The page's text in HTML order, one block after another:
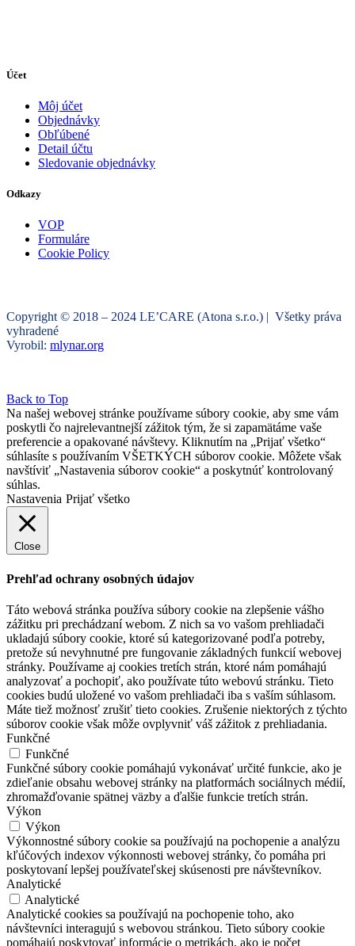
Účet
Môj účet
Objednávky
Obľúbené
Detail účtu
Sledovanie objednávky
Odkazy
VOP
Formuláre
Cookie Policy
Copyright © 2018 – 2024 LE’CARE (Atona s.r.o.) | Všetky práva
vyhradené
Vyrobil: mlynar.org
Back to Top
Na našej webovej stránke používame súbory cookie, aby sme vám
poskytli čo najrelevantnejší zážitok tým, že si zapamätáme vaše
preferencie a opakované návštevy. Kliknutím na „Prijať všetko“
súhlasíte s používaním VŠETKÝCH súborov cookie. Môžete však
navštíviť „Nastavenia súborov cookie“ a poskytnúť kontrolovaný
súhlas.
Nastavenia Prijať všetko
Close
Prehľad ochrany osobných údajov
Táto webová stránka používa súbory cookie na zlepšenie vášho
zážitku pri prechádzaní webom. Z nich sa vo vašom prehliadači
ukladajú súbory cookie, ktoré sú kategorizované podľa potreby,
pretože sú nevyhnutné pre fungovanie základných funkcií webovej
stránky. Používame aj cookies tretích strán, ktoré nám pomáhajú
analyzovať a pochopiť, ako používate túto webovú stránku. Tieto
cookies budú uložené vo vašom prehliadači iba s vaším súhlasom.
Máte tiež možnosť zrušiť tieto cookies. Zrušenie niektorých z týchto
súborov cookie však môže ovplyvniť váš zážitok z prehliadania.
Funkčné
Funkčné
Funkčné súbory cookie pomáhajú vykonávať určité funkcie, ako je
zdieľanie obsahu webovej stránky na platformách sociálnych médií,
zhromažďovanie spätnej väzby a ďalšie funkcie tretích strán.
Výkon
Výkon
Výkonnostné súbory cookie sa používajú na pochopenie a analýzu
kľúčových indexov výkonnosti webovej stránky, čo pomáha pri
poskytovaní lepšej používateľskej skúsenosti pre návštevníkov.
Analytické
Analytické
Analytické cookies sa používajú na pochopenie toho, ako
návštevníci interagujú s webovou stránkou. Tieto súbory cookie
pomáhajú poskytovať informácie o metrikách, ako je počet